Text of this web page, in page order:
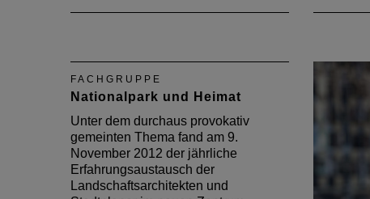
Rheinland-Pfalz, die erfolgreiche
Kampagne für regionale
Baukultur im ländlichen Bereich
fort.
dem
FACHGRUPPE
Nationalpark und Heimat
Unter dem durchaus provokativ
gemeinten Thema fand am 9.
November 2012 der jährliche
Erfahrungsaustausch der
Landschaftsarchitekten und